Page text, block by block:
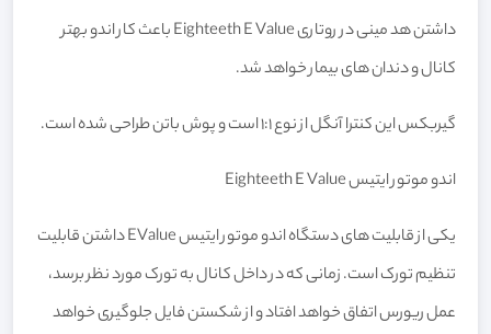
داشتن هد مینی در روتاری Eighteeth E Value باعث کار اندو بهتر
کانال و دندان های بیمار خواهد شد.
گیربکس این کنترا آنگل از نوع 1:1 است و پوش باتن طراحی شده است.
اندو موتور ایتیس Eighteeth E Value
یکی از قابلیت های دستگاه اندو موتور ایتیس EValue داشتن قابلیت
تنظیم تورک است. زمانی که در داخل کانال به تورک مورد نظر برسد،
عمل ریورس اتفاق خواهد افتاد و از شکستن فایل جلوگیری خواهد